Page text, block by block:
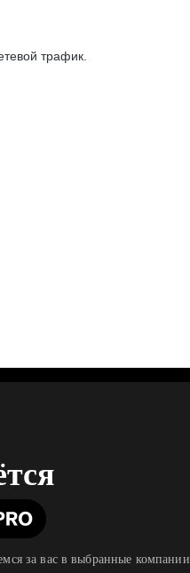
трафик.
за вас в выбранные компании